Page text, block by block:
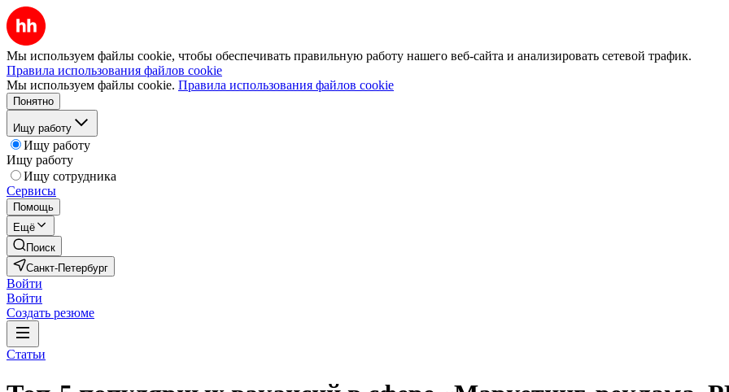
Мы используем файлы cookie, чтобы обеспечивать правильную работу нашего веб-сайта и анализировать сетевой трафик.
Правила использования файлов cookie
Мы используем файлы cookie. Правила использования файлов cookie
Понятно
Ищу работу
Ищу работу
Ищу работу
Ищу сотрудника
Сервисы
Помощь
Ещё
Поиск
Санкт-Петербург
Войти
Войти
Создать резюме
Статьи